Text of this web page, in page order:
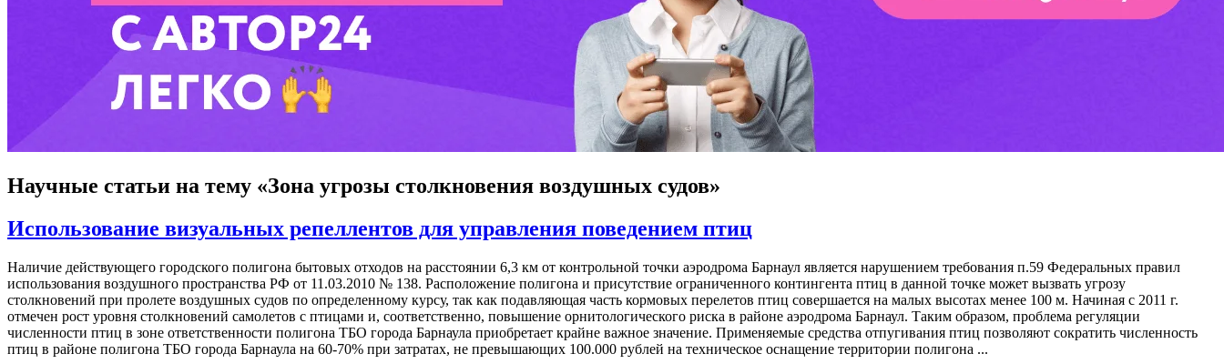
Научные статьи на тему «Зона угрозы столкновения воздушных судов»
Использование визуальных репеллентов для управления поведением птиц
Наличие действующего городского полигона бытовых отходов на расстоянии 6,3 км от контрольной точки аэродрома Барнаул является нарушением требования п.59 Федеральных правил
использования воздушного пространства РФ от 11.03.2010 № 138. Расположение полигона и присутствие ограниченного контингента птиц в данной точке может вызвать угрозу
столкновений при пролете воздушных судов по определенному курсу, так как подавляющая часть кормовых перелетов птиц совершается на малых высотах менее 100 м. Начиная с 2011 г.
отмечен рост уровня столкновений самолетов с птицами и, соответственно, повышение орнитологического риска в районе аэродрома Барнаул. Таким образом, проблема регуляции
численности птиц в зоне ответственности полигона ТБО города Барнаула приобретает крайне важное значение. Применяемые средства отпугивания птиц позволяют сократить численность
птиц в районе полигона ТБО города Барнаула на 60-70% при затратах, не превышающих 100.000 рублей на техническое оснащение территории полигона ...